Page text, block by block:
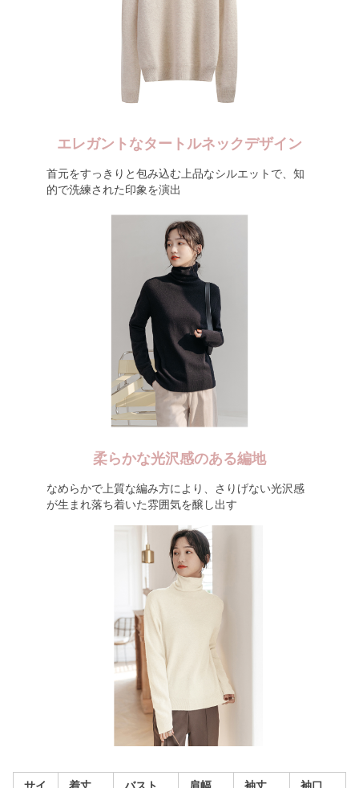
エレガントなタートルネックデザイン
首元をすっきりと包み込む上品なシルエットで、知
的で洗練された印象を演出
柔らかな光沢感のある編地
なめらかで上質な編み方により、さりげない光沢感
が生まれ落ち着いた雰囲気を醸し出す